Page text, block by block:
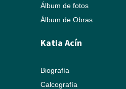
Álbum de fotos
Álbum de Obras
Katia Acín
Biografía
Calcografía